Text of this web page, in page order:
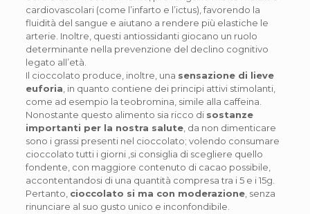
cardiovascolari (come l’infarto e l’ictus), favorendo la
fluidità del sangue e aiutano a rendere più elastiche le
arterie. Inoltre, questi antiossidanti giocano un ruolo
determinante nella prevenzione del declino cognitivo
legato all’età.
Il cioccolato produce, inoltre, una sensazione di lieve
euforia , in quanto contiene dei principi attivi stimolanti,
come ad esempio la teobromina, simile alla caffeina.
Nonostante questo alimento sia ricco di sostanze
importanti per la nostra salute, da non dimenticare
sono i grassi presenti nel cioccolato; volendo consumare
cioccolato tutti i giorni ,si consiglia di scegliere quello
fondente, con maggiore contenuto di cacao possibile,
accontentandosi di una quantità compresa tra i 5 e i 15g.
Pertanto, cioccolato si ma con moderazione, senza
rinunciare al suo gusto unico e inconfondibile.